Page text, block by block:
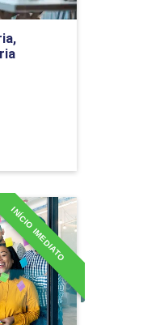
Obras
de Execução
o
INÍCIO IMEDIATO
e
curso